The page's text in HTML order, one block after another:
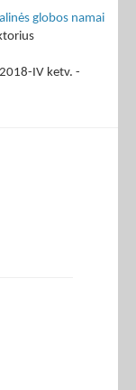
globos namai
IV ketv. -